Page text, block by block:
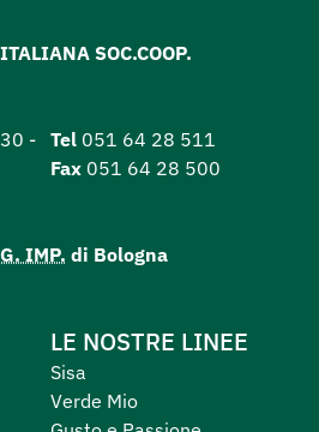
SOC.COOP.
-
Tel 051 64 28 511
Fax 051 64 28 500
IMP. di Bologna
LE NOSTRE LINEE
Sisa
Verde Mio